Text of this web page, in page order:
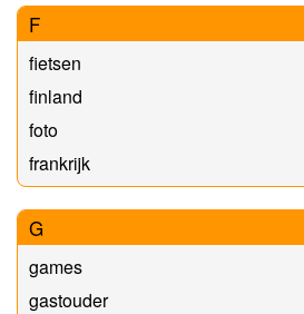
F
fietsen
finland
foto
frankrijk
G
games
gastouder